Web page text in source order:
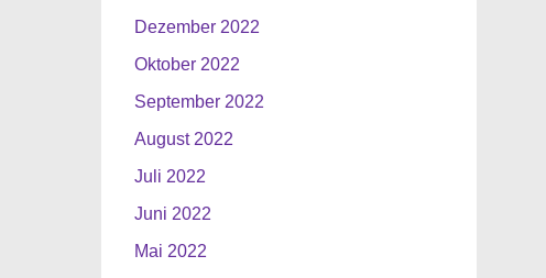
Dezember 2022
Oktober 2022
September 2022
August 2022
Juli 2022
Juni 2022
Mai 2022